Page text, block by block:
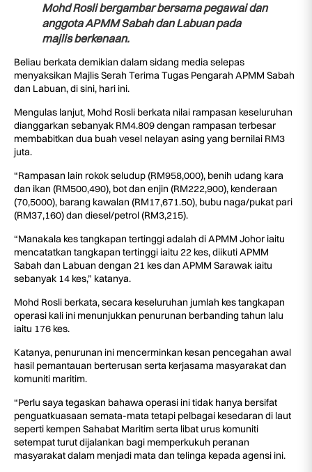
Mohd Rosli bergambar bersama pegawai dan
anggota APMM Sabah dan Labuan pada
majlis berkenaan.
Beliau berkata demikian dalam sidang media selepas
menyaksikan Majlis Serah Terima Tugas Pengarah APMM Sabah
dan Labuan, di sini, hari ini.
Mengulas lanjut, Mohd Rosli berkata nilai rampasan keseluruhan
dianggarkan sebanyak RM4.809 dengan rampasan terbesar
membabitkan dua buah vesel nelayan asing yang bernilai RM3
juta.
“Rampasan lain rokok seludup (RM958,000), benih udang kara
dan ikan (RM500,490), bot dan enjin (RM222,900), kenderaan
(70,5000), barang kawalan (RM17,671.50), bubu naga/pukat pari
(RM37,160) dan diesel/petrol (RM3,215).
“Manakala kes tangkapan tertinggi adalah di APMM Johor iaitu
mencatatkan tangkapan tertinggi iaitu 22 kes, diikuti APMM
Sabah dan Labuan dengan 21 kes dan APMM Sarawak iaitu
sebanyak 14 kes,” katanya.
Mohd Rosli berkata, secara keseluruhan jumlah kes tangkapan
operasi kali ini menunjukkan penurunan berbanding tahun lalu
iaitu 176 kes.
Katanya, penurunan ini mencerminkan kesan pencegahan awal
hasil pemantauan berterusan serta kerjasama masyarakat dan
komuniti maritim.
“Perlu saya tegaskan bahawa operasi ini tidak hanya bersifat
penguatkuasaan semata-mata tetapi pelbagai kesedaran di laut
seperti kempen Sahabat Maritim serta libat urus komuniti
setempat turut dijalankan bagi memperkukuh peranan
masyarakat dalam menjadi mata dan telinga kepada agensi ini.